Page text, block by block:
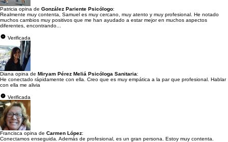
Patricia opina de González Pariente Psicólogo:
Realmente muy contenta, Samuel es muy cercano, muy atento y muy profesional. He notado
muchos cambios muy positivos que me han ayudado a estar mejor en muchos aspectos
diferentes, encontrando...
Verificada
Diana opina de Miryam Pérez Meliá Psicóloga Sanitaria:
He conectado rápidamente con ella. Creo que es muy empática a la par que profesional. Hablar
con ella me alivia
Verificada
Francisca opina de Carmen López:
Conectamos enseguida. Además de profesional, es un gran persona. Estoy muy contenta.